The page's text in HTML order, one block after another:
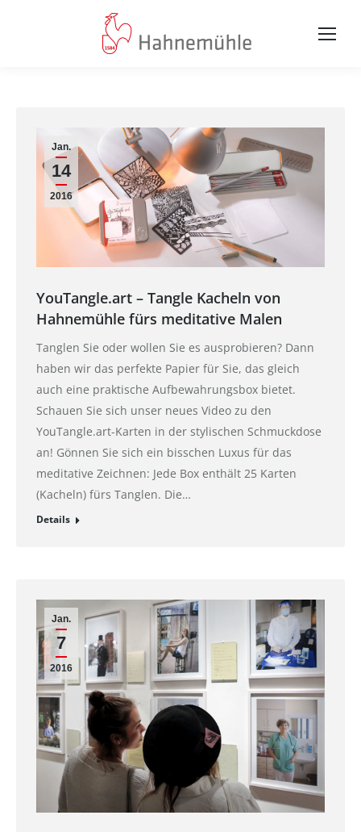
Jan.
14
2016
YouTangle.art – Tangle Kacheln von
Hahnemühle fürs meditative Malen
Tanglen Sie oder wollen Sie es ausprobieren? Dann
haben wir das perfekte Papier für Sie, das gleich
auch eine praktische Aufbewahrungsbox bietet.
Schauen Sie sich unser neues Video zu den
YouTangle.art-Karten in der stylischen Schmuckdose
an! Gönnen Sie sich ein bisschen Luxus für das
meditative Zeichnen: Jede Box enthält 25 Karten
(Kacheln) fürs Tanglen. Die…
Details
Jan.
7
2016